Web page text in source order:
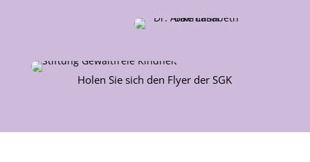
Holen Sie sich den Flyer der SGK